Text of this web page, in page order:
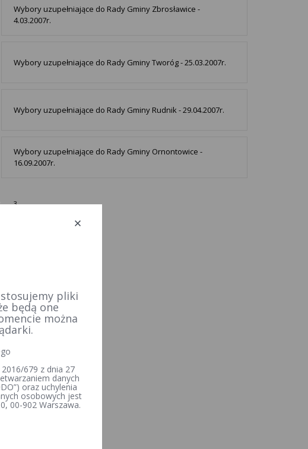
Wybory uzupełniające do Rady Gminy Zbrosławice -
4.03.2007r.
Wybory uzupełniające do Rady Gminy Tworóg - 25.03.2007r.
Wybory uzupełniające do Rady Gminy Rudnik - 29.04.2007r.
Wybory uzupełniające do Rady Gminy Ornontowice -
16.09.2007r.
3
stosujemy pliki
będą one
można
679 z dnia 27
danych
oraz uchylenia
osobowych jest
00-902 Warszawa.